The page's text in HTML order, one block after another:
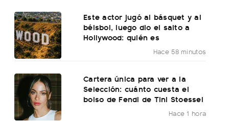
Este actor jugó al básquet y al
béisbol, luego dio el salto a
Hollywood: quién es
Hace 58 minutos
Cartera única para ver a la
Selección: cuánto cuesta el
bolso de Fendi de Tini Stoessel
Hace 1 hora